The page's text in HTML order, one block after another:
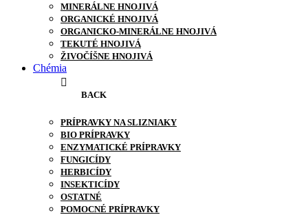
MINERÁLNE HNOJIVÁ
ORGANICKÉ HNOJIVÁ
ORGANICKO-MINERÁLNE HNOJIVÁ
TEKUTÉ HNOJIVÁ
ŽIVOČÍŠNE HNOJIVÁ
Chémia
BACK
PRÍPRAVKY NA SLIZNIAKY
BIO PRÍPRAVKY
ENZYMATICKÉ PRÍPRAVKY
FUNGICÍDY
HERBICÍDY
INSEKTICÍDY
OSTATNÉ
POMOCNÉ PRÍPRAVKY